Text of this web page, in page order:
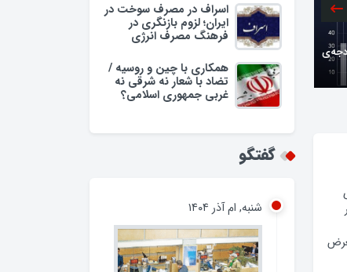
اسراف در مصرف سوخت در
ایران؛ لزوم بازنگری در
فرهنگ مصرف انرژی
همکاری با چین و روسیه /
تضاد با شعار نه شرقی نه
غربی جمهوری اسلامی؟
گفتگو
شنبه, ام آذر ۱۴۰۴